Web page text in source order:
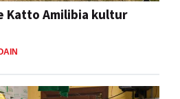
Katto Amilibia kultur